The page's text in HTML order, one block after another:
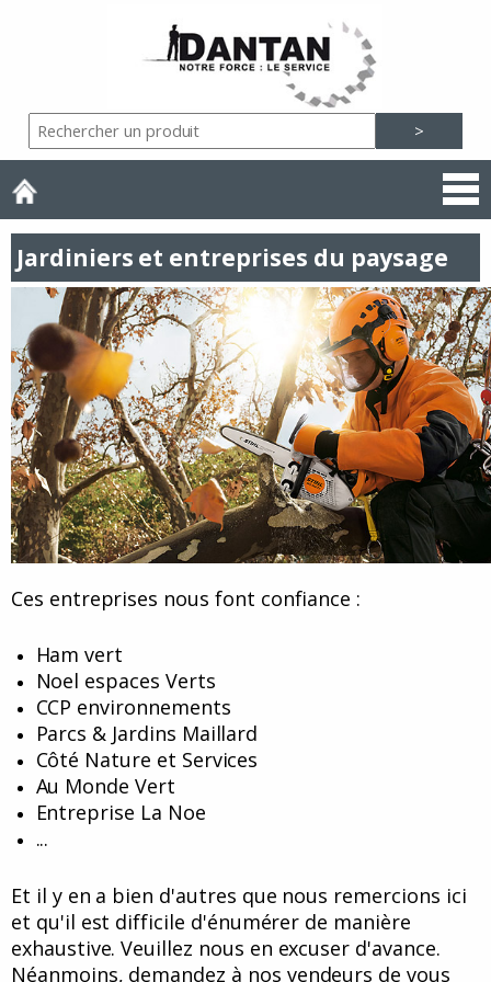
Jardiniers et entreprises du paysage
Ces entreprises nous font confiance :
Ham vert
Noel espaces Verts
CCP environnements
Parcs & Jardins Maillard
Côté Nature et Services
Au Monde Vert
Entreprise La Noe
...
Et il y en a bien d'autres que nous remercions ici
et qu'il est difficile d'énumérer de manière
exhaustive. Veuillez nous en excuser d'avance.
Néanmoins, demandez à nos vendeurs de vous